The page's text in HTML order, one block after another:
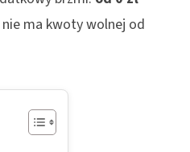
ma kwoty wolnej od